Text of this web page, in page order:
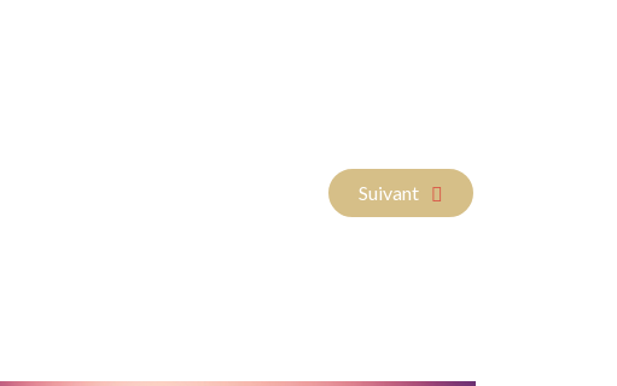
Article suivant : ** Lâcher-
Suivant